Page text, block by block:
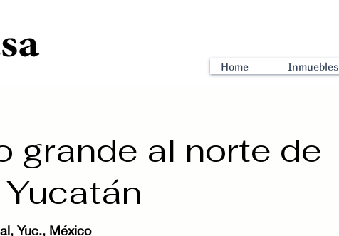
Inmuebles
Home
grande al norte de
Yuc., México